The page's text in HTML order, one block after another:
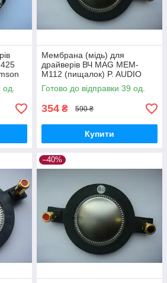
од.
Мембрана (мідь) для
драйверів ВЧ MAG MEM-
M112 (пищалок) P. AUDIO
BM-D440 D450
Готово до відправки 39 од.
354 ₴ 590 ₴
Купити
–40%